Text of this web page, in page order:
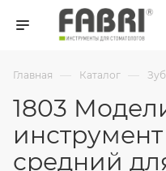
Главная — Каталог —
1803
средний